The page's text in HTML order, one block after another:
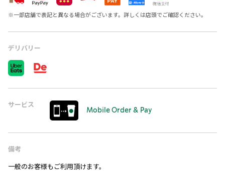
※一部店舗で表記と異なる場合がございます。詳しくは店頭でご確認ください。
デリバリー
サービス
Mobile Order & Pay
備考
一般のお客様もご利用頂けます。